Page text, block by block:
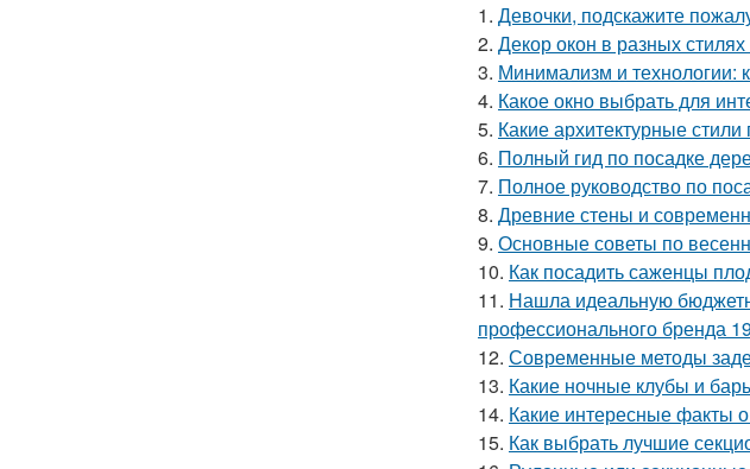
1. Девочки, подскажите
2. Декор окон в разных
3. Минимализм и технологии:
4. Какое окно выбрать для
5. Какие архитектурные
6. Полный гид по посадке
7. Полное руководство по
8. Древние стены и
9. Основные советы по
10. Как посадить саженцы
11. Нашла идеальную
профессионального бренда
12. Современные методы
13. Какие ночные клубы и
14. Какие интересные факты
15. Как выбрать лучшие